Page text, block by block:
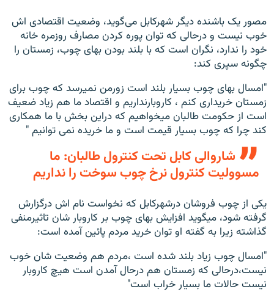
مصور یک باشنده دیگر شهرکابل می‌گوید، وضعیت اقتصادی اش
خوب نیست و درحالی که توان پوره کردن مصارف روزمره خانه
خود را ندارد، نگران است که با بلند بودن بهای چوب، زمستان را
چگونه سپری کند:
"امسال بهای چوب بسیار بلند است زورمن نمیرسد که چوب برای
زمستان خریداری کنم ، کاروبارنداریم و اقتصاد ما هم زیاد ضعیف
است از حکومت طالبان میخواهیم که دراین بخش با ما همکاری
کند چرا که چوب بسیار قیمت است و ما خریده نمی توانیم "
شاروالی کابل تحت کنترول طالبان: ما
مسوولیت کنترول نرخ چوب سوخت را نداریم
یکی از چوب فروشان درشهرکابل که نخواست نام اش درگزارش
گرفته شود، میگوید افزایش بهای چوب بر کاروبار شان تاثیرمنفی
گذاشته زیرا به گفته او توان خرید مردم پائین آمده است:
"امسال چوب زیاد بلند شده است ،مردم هم وضعیت شان خوب
نیست،درحالی که زمستان هم درحال آمدن است هیچ کاروبار
نیست حالات ما بسیار خراب است"